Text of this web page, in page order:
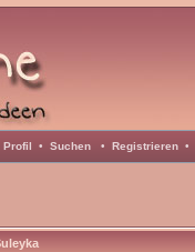
Profil • Suchen • Registrieren •